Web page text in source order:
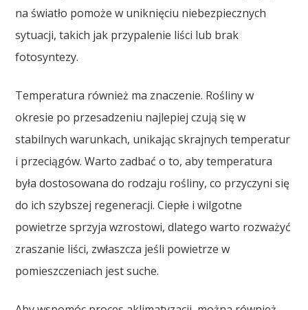
na światło pomoże w uniknięciu niebezpiecznych
sytuacji, takich jak przypalenie liści lub brak
fotosyntezy.
Temperatura również ma znaczenie. Rośliny w
okresie po przesadzeniu najlepiej czują się w
stabilnych warunkach, unikając skrajnych temperatur
i przeciągów. Warto zadbać o to, aby temperatura
była dostosowana do rodzaju rośliny, co przyczyni się
do ich szybszej regeneracji. Ciepłe i wilgotne
powietrze sprzyja wzrostowi, dlatego warto rozważyć
zraszanie liści, zwłaszcza jeśli powietrze w
pomieszczeniach jest suche.